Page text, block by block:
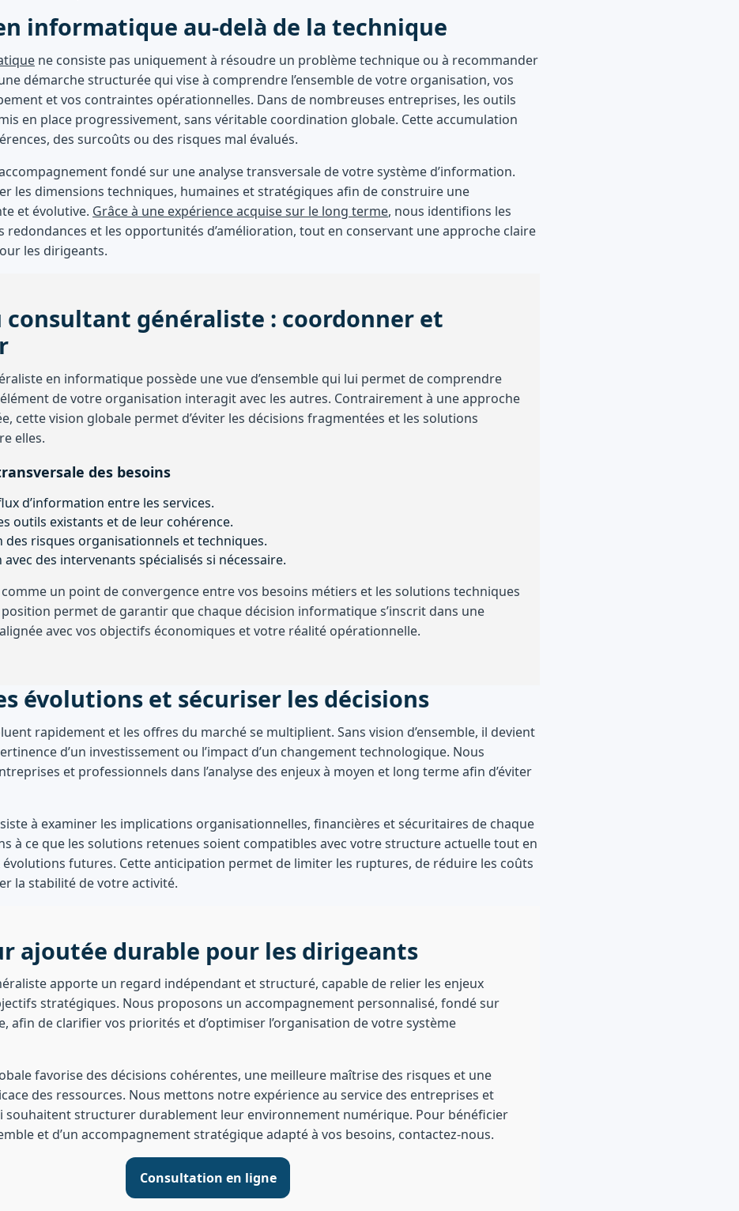
informatique au-delà de la technique
ne consiste pas uniquement à résoudre un problème technique ou à recommander
démarche structurée qui vise à comprendre l’ensemble de votre organisation, vos
et vos contraintes opérationnelles. Dans de nombreuses entreprises, les outils
en place progressivement, sans véritable coordination globale. Cette accumulation
des surcoûts ou des risques mal évalués.
fondé sur une analyse transversale de votre système d’information.
les dimensions techniques, humaines et stratégiques afin de construire une
et évolutive. Grâce à une expérience acquise sur le long terme, nous identifions les
redondances et les opportunités d’amélioration, tout en conservant une approche claire
les dirigeants.
consultant généraliste : coordonner et
en informatique possède une vue d’ensemble qui lui permet de comprendre
de votre organisation interagit avec les autres. Contrairement à une approche
cette vision globale permet d’éviter les décisions fragmentées et les solutions
elles.
des besoins
d’information entre les services.
outils existants et de leur cohérence.
risques organisationnels et techniques.
des intervenants spécialisés si nécessaire.
un point de convergence entre vos besoins métiers et les solutions techniques
permet de garantir que chaque décision informatique s’inscrit dans une
avec vos objectifs économiques et votre réalité opérationnelle.
évolutions et sécuriser les décisions
rapidement et les offres du marché se multiplient. Sans vision d’ensemble, il devient
d’un investissement ou l’impact d’un changement technologique. Nous
et professionnels dans l’analyse des enjeux à moyen et long terme afin d’éviter
à examiner les implications organisationnelles, financières et sécuritaires de chaque
à ce que les solutions retenues soient compatibles avec votre structure actuelle tout en
futures. Cette anticipation permet de limiter les ruptures, de réduire les coûts
la stabilité de votre activité.
ajoutée durable pour les dirigeants
apporte un regard indépendant et structuré, capable de relier les enjeux
stratégiques. Nous proposons un accompagnement personnalisé, fondé sur
afin de clarifier vos priorités et d’optimiser l’organisation de votre système
favorise des décisions cohérentes, une meilleure maîtrise des risques et une
des ressources. Nous mettons notre expérience au service des entreprises et
souhaitent structurer durablement leur environnement numérique. Pour bénéficier
et d’un accompagnement stratégique adapté à vos besoins, contactez-nous.
Consultation en ligne